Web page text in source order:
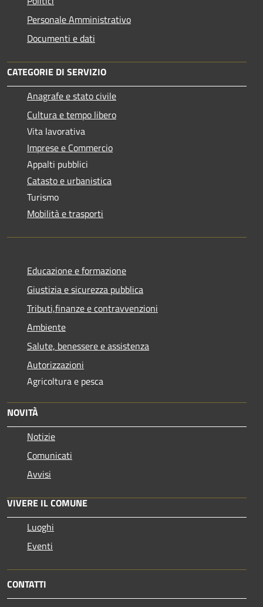
Personale Amministrativo
Documenti e dati
CATEGORIE DI SERVIZIO
Anagrafe e stato civile
Cultura e tempo libero
Vita lavorativa
Imprese e Commercio
Appalti pubblici
Catasto e urbanistica
Turismo
Mobilità e trasporti
Educazione e formazione
Giustizia e sicurezza pubblica
Tributi,finanze e contravvenzioni
Ambiente
Salute, benessere e assistenza
Autorizzazioni
Agricoltura e pesca
NOVITÀ
Notizie
Comunicati
Avvisi
VIVERE IL COMUNE
Luoghi
Eventi
CONTATTI